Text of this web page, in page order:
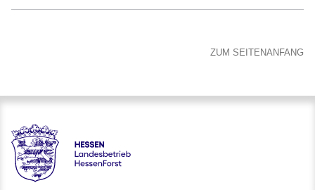
ZUM SEITENANFANG
Hessen - Landesbetrieb HessenForst